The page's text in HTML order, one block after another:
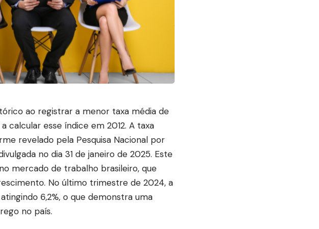
ao registrar a menor taxa média de
calcular esse índice em 2012. A taxa
revelado pela Pesquisa Nacional por
no dia 31 de janeiro de 2025. Este
mercado de trabalho brasileiro, que
No último trimestre de 2024, a
6,2%, o que demonstra uma
no país.